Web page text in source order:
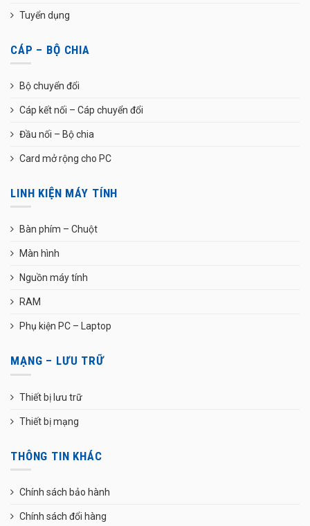
Tuyển dụng
CÁP – BỘ CHIA
Bộ chuyển đổi
Cáp kết nối – Cáp chuyển đổi
Đầu nối – Bộ chia
Card mở rộng cho PC
LINH KIỆN MÁY TÍNH
Bàn phím – Chuột
Màn hình
Nguồn máy tính
RAM
Phụ kiện PC – Laptop
MẠNG – LƯU TRỮ
Thiết bị lưu trữ
Thiết bị mạng
THÔNG TIN KHÁC
Chính sách bảo hành
Chính sách đổi hàng